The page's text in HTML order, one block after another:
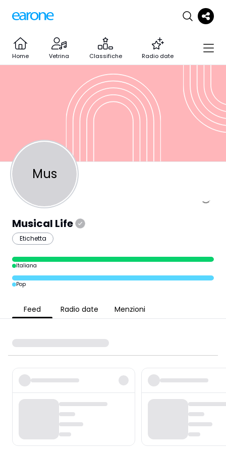
Home Vetrina Classifiche Radio date
Mus
Musical Life
Etichetta
Italiana
Pop
Feed Radio date Menzioni